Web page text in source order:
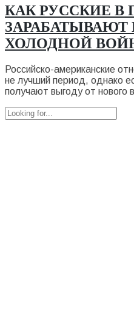
КАК РУССКИЕ В
ХОЛОДНОЙ
Российско-американские
не лучший период, однако
получают выгоду от нового